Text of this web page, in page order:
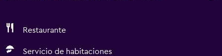
Restaurante
Servicio de habitaciones